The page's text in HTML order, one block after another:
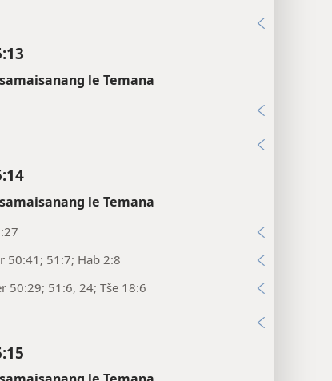
le Temana
le Temana
50:41; 51:7; Hab 2:8
50:29; 51:6, 24; Tše 18:6